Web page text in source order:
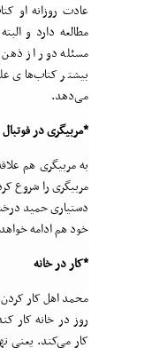
عادت روزانه او
مطالعه دارد و
مسئله دور از
بیشتر کتاب‌های
می‌دهد.
*مربیگری در فوتبال
مربیگری را شروع
دستیاری حمید
خود هم ادامه
*کار در خانه
محمد اهل کار کردن
روز در خانه کار
کار می‌کند. یعنی